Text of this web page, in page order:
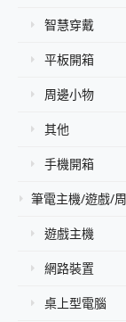
智慧穿戴
平板開箱
周邊小物
其他
手機開箱
筆電主機/遊戲/
遊戲主機
網路裝置
桌上型電腦